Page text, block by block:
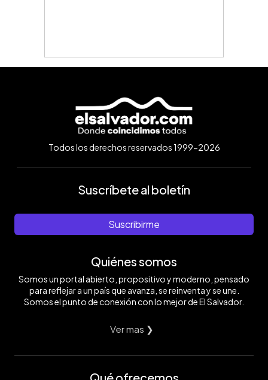
Todos los derechos reservados 1999-2026
Suscríbete al boletín
Suscribirme
Quiénes somos
Somos un portal abierto, propositivo y moderno, pensado
para reflejar a un país que avanza, se reinventa y se une.
Somos el punto de conexión con lo mejor de El Salvador.
Ver mas ❯